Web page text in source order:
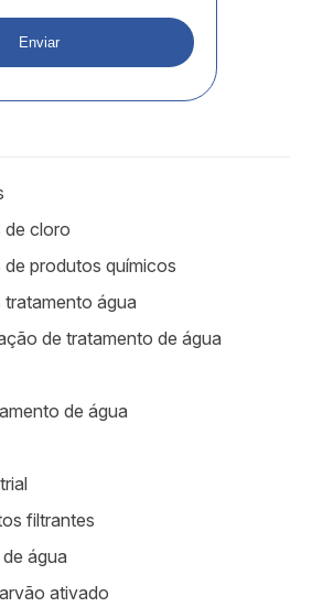
de cloro
produtos químicos
água
de tratamento de água
de água
filtrantes
água
ativado